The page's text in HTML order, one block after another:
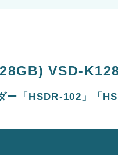
VSD-
ー「HSDR-102」「